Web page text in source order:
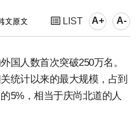
LIST A+ A-
国人数首次突破250万名。
统计以来的最大规模，占到
5%，相当于庆尚北道的人